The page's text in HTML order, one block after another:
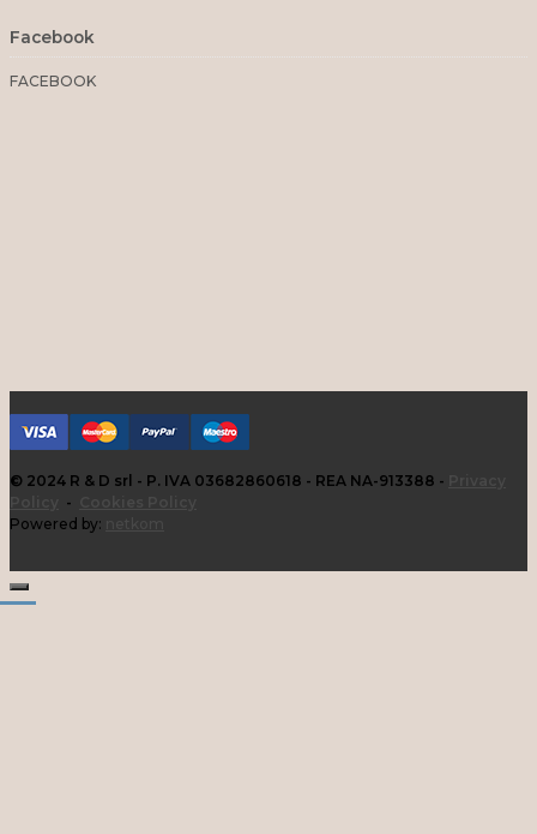
Facebook
FACEBOOK
© 2024 R & D srl - P. IVA 03682860618 - REA NA-913388 -
-
Powered by: